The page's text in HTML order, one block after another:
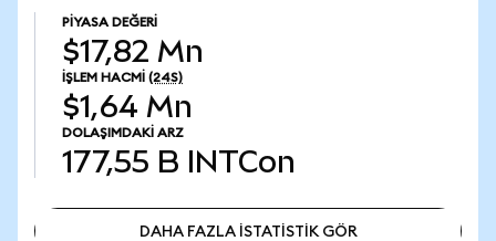
PIYASA DEĞERI
$17,82 Mn
İŞLEM HACMI (24S)
$1,64 Mn
DOLAŞIMDAKI ARZ
177,55 B INTCon
DAHA FAZLA İSTATİSTİK GÖR